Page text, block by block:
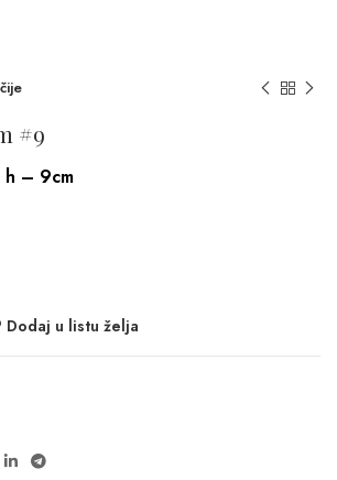
#9
– 9cm
Dodaj u listu želja